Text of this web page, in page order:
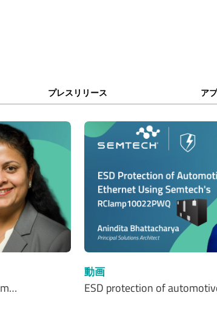
プレスリリース ア
動画
ESD protection of